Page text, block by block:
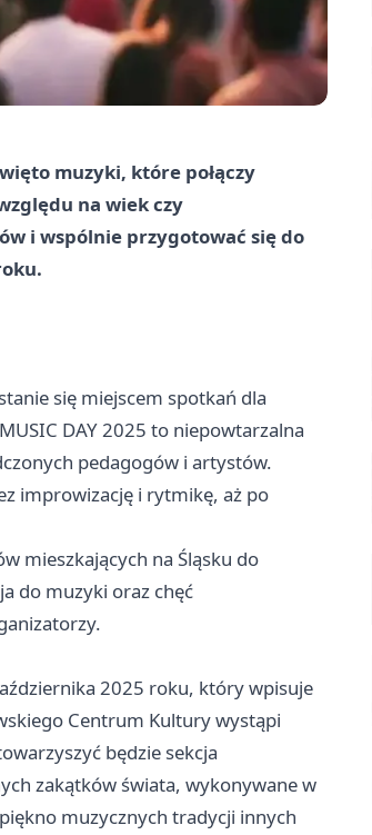
muzyki, które połączy
na wiek czy
i wspólnie przygotować się do
się miejscem spotkań dla
DAY 2025 to niepowtarzalna
pedagogów i artystów.
improwizację i rytmikę, aż po
mieszkających na Śląsku do
do muzyki oraz chęć
2025 roku, który wpisuje
Centrum Kultury wystąpi
będzie sekcja
zakątków świata, wykonywane w
muzycznych tradycji innych